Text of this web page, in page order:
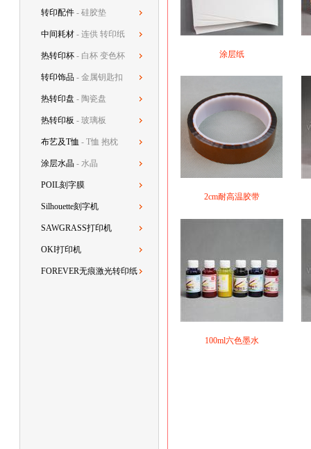
转印配件 - 硅胶垫
中间耗材 - 连供 转印纸
热转印杯 - 白杯 变色杯
转印饰品 - 金属钥匙扣
热转印盘 - 陶瓷盘
热转印板 - 玻璃板
布艺及T恤 - T恤 抱枕
涂层水晶 - 水晶
POIL刻字膜
Silhouette刻字机
SAWGRASS打印机
OKI打印机
FOREVER无痕激光转印纸
涂层纸
2cm耐高温胶带
100ml六色墨水